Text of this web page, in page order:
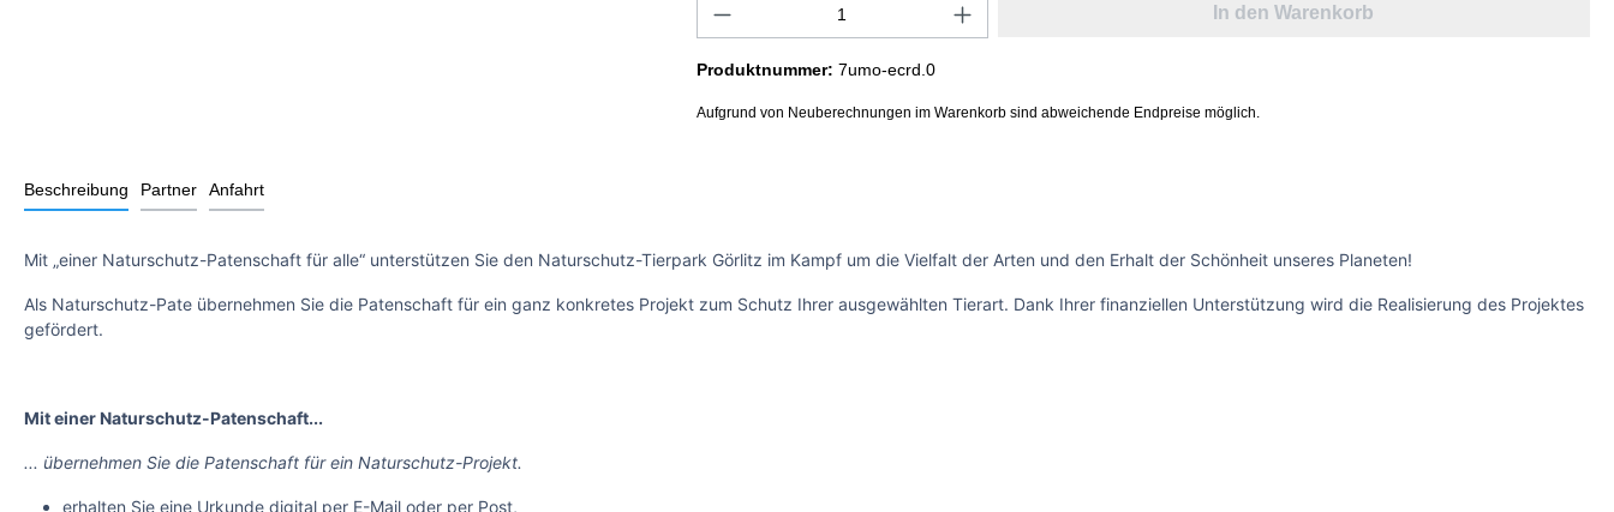
In den Warenkorb
Produktnummer: 7umo-ecrd.0
Aufgrund von Neuberechnungen im Warenkorb sind abweichende Endpreise möglich.
Beschreibung Partner Anfahrt
Mit „einer Naturschutz-Patenschaft für alle“ unterstützen Sie den Naturschutz-Tierpark Görlitz im Kampf um die Vielfalt der Arten und den Erhalt der Schönheit unseres Planeten!
Als Naturschutz-Pate übernehmen Sie die Patenschaft für ein ganz konkretes Projekt zum Schutz Ihrer ausgewählten Tierart. Dank Ihrer finanziellen Unterstützung wird die Realisierung des Projektes
gefördert.
Mit einer Naturschutz-Patenschaft...
... übernehmen Sie die Patenschaft für ein Naturschutz-Projekt.
erhalten Sie eine Urkunde digital per E-Mail oder per Post,